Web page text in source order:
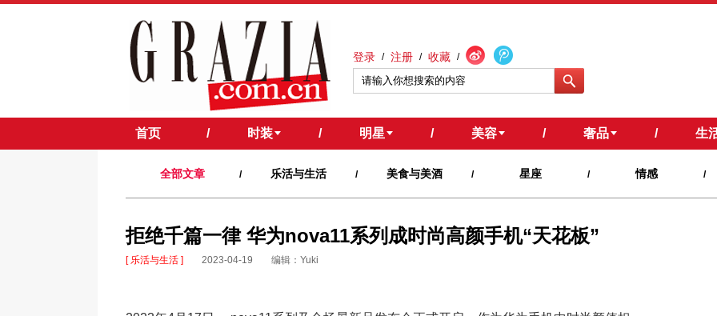
登录 / 注册 / 收藏 /
首页 / 时装 / 明星 / 美容 / 奢品 / 生
全部文章 / 乐活与生活 / 美食与美酒 / 星座 / 情感 /
拒绝千篇一律 华为nova11系列成时尚高颜手机“天花板”
[ 乐活与生活 ] 2023-04-19 编辑：Yuki